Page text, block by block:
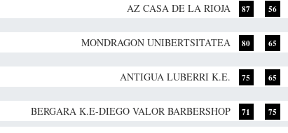
AZ CASA DE LA RIOJA 87 56
MONDRAGON UNIBERTSITATEA 80 65
ANTIGUA LUBERRI K.E. 75 65
BERGARA K.E-DIEGO VALOR BARBERSHOP 71 75